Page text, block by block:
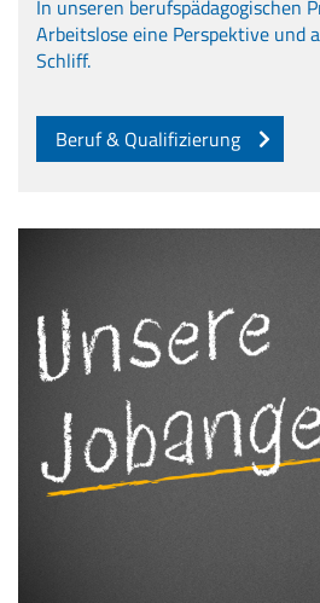
In unseren berufspädagogischen
Arbeitslose eine Perspektive und
Schliff.
Beruf & Qualifizierung